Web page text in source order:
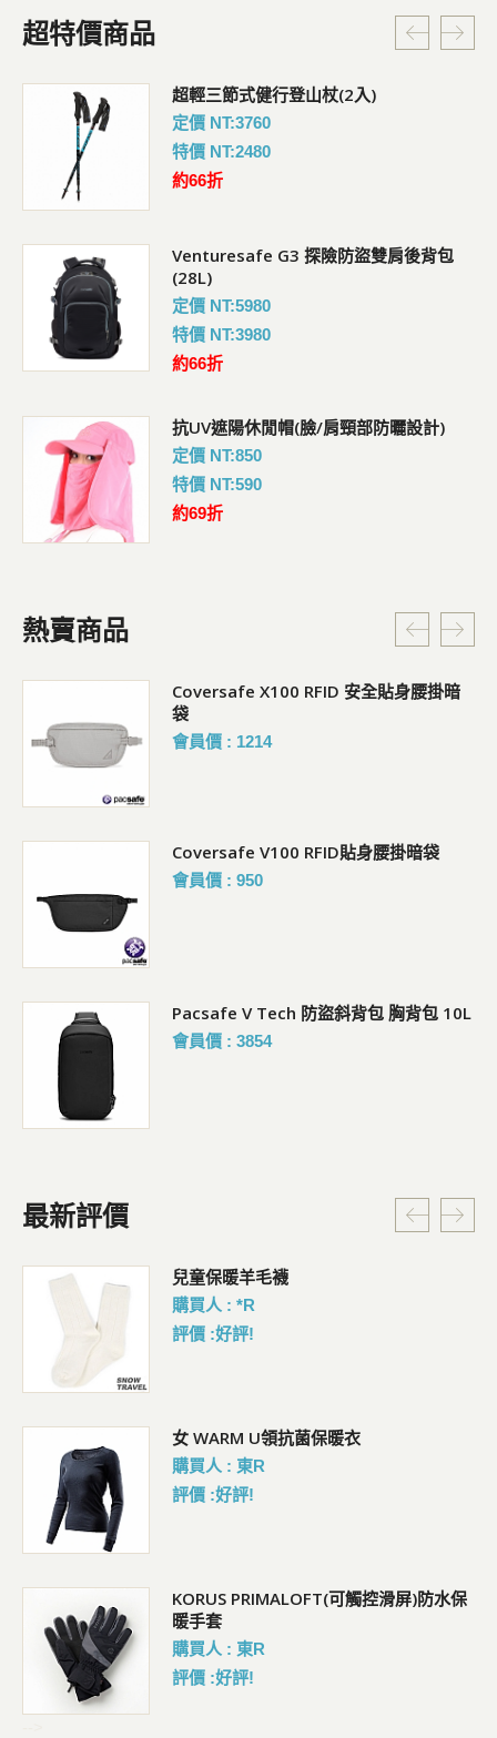
超特價商品
超輕三節式健行登山杖(2入)
定價 NT:3760
特價 NT:2480
約66折
Venturesafe G3 探險防盜雙肩後背包
(28L)
定價 NT:5980
特價 NT:3980
約66折
抗UV遮陽休閒帽(臉/肩頸部防曬設計)
定價 NT:850
特價 NT:590
約69折
熱賣商品
Coversafe X100 RFID 安全貼身腰掛暗
袋
會員價 : 1214
Coversafe V100 RFID貼身腰掛暗袋
會員價 : 950
Pacsafe V Tech 防盜斜背包 胸背包 10L
會員價 : 3854
最新評價
兒童保暖羊毛襪
購買人 : *R
評價 :好評!
女 WARM U領抗菌保暖衣
購買人 : 東R
評價 :好評!
KORUS PRIMALOFT(可觸控滑屏)防水保
暖手套
購買人 : 東R
評價 :好評!